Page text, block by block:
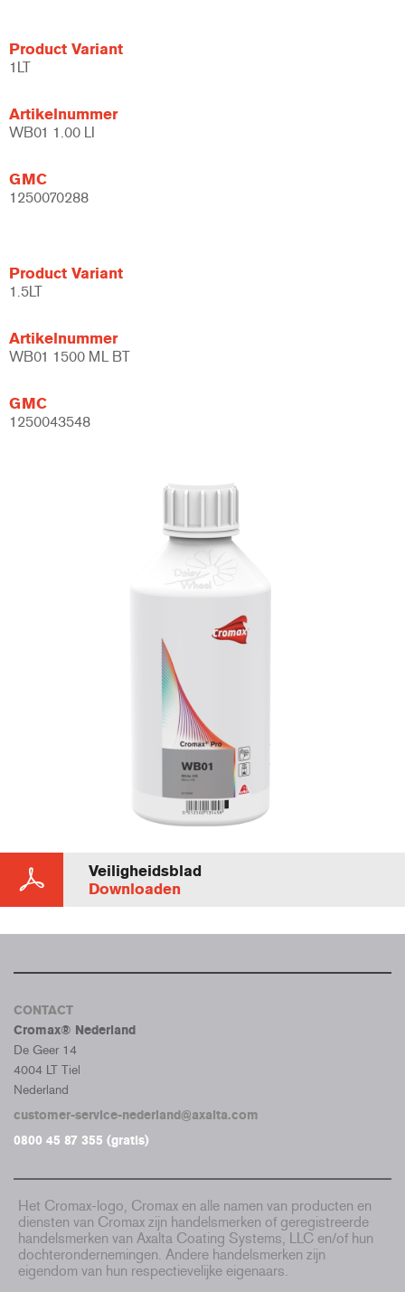
Product Variant
1LT
Artikelnummer
WB01 1.00 LI
GMC
1250070288
Product Variant
1.5LT
Artikelnummer
WB01 1500 ML BT
GMC
1250043548
Veiligheidsblad
Downloaden
CONTACT
Cromax® Nederland
De Geer 14
4004 LT Tiel
Nederland
customer-service-nederland@axalta.com
0800 45 87 355 (gratis)
Het Cromax-logo, Cromax en alle namen van producten en
diensten van Cromax zijn handelsmerken of geregistreerde
handelsmerken van Axalta Coating Systems, LLC en/of hun
dochterondernemingen. Andere handelsmerken zijn
eigendom van hun respectievelijke eigenaars.